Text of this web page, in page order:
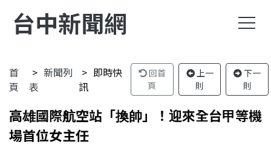
台中新聞網
首
頁
新聞列
表
即時快
訊
回首
頁
上一
則
下一
則
高雄國際航空站「換帥」！迎來全台甲等機
場首位女主任